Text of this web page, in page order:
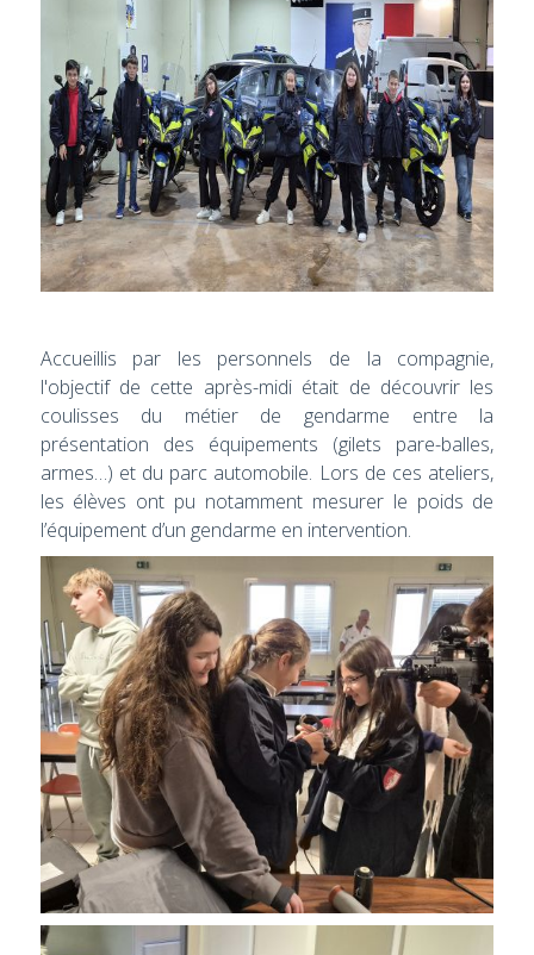
Accueillis par les personnels de la compagnie,
l'objectif de cette après-midi était de découvrir les
coulisses du métier de gendarme entre la
présentation des équipements (gilets pare-balles,
armes…) et du parc automobile. Lors de ces ateliers,
les élèves ont pu notamment mesurer le poids de
l’équipement d’un gendarme en intervention.